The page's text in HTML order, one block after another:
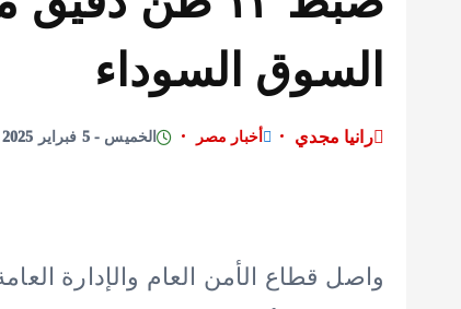
السوق السوداء
رانيا مجدي أخبار مصر الخميس - 5 فبراير 2025 - 12:06 مساءً
واصل قطاع الأمن العام والإدارة